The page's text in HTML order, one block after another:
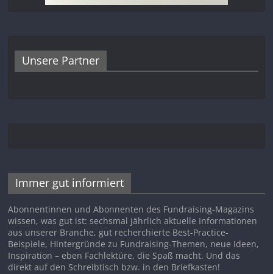
Unsere Partner
Immer gut informiert
Abonnentinnen und Abonnenten des Fundraising-Magazins
wissen, was gut ist: sechsmal jährlich aktuelle Informationen
aus unserer Branche, gut recherchierte Best-Practice-
Beispiele, Hintergründe zu Fundraising-Themen, neue Ideen,
Inspiration – eben Fachlektüre, die Spaß macht. Und das
direkt auf den Schreibtisch bzw. in den Briefkasten!